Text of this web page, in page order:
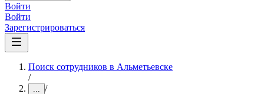
Войти
Войти
Зарегистрироваться
Поиск сотрудников в Альметьевске
/
... /